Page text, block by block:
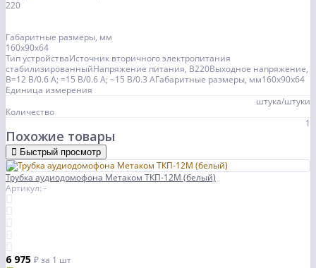
220
Габаритные размеры, мм
160х90х64
Тип устройстваИсточник вторичного электропитания
стабилизированныйНапряжение питания, В220Выходное напряжение,
В=12 В/0.6 А; =15 В/0.6 А; ~15 В/0.3 АГабаритные размеры, мм160х90х64
Единица измерения
штука/штуки
Количество
1
Похожие товары
Быстрый просмотр
Трубка аудиодомофона Метаком ТКП-12М (белый)
Артикул: -
6 975 ₽за 1 шт